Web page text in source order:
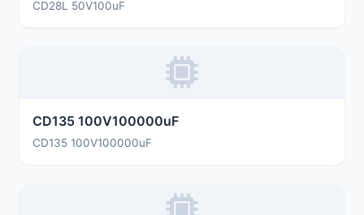
CD28L 50V100uF
CD135 100V100000uF
CD135 100V100000uF